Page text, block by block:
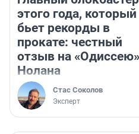
этого года, который
бьет рекорды в
прокате: честный
отзыв на «Одиссею»
Нолана
Стас Соколов
Эксперт